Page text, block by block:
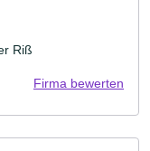
Riß
Firma bewerten